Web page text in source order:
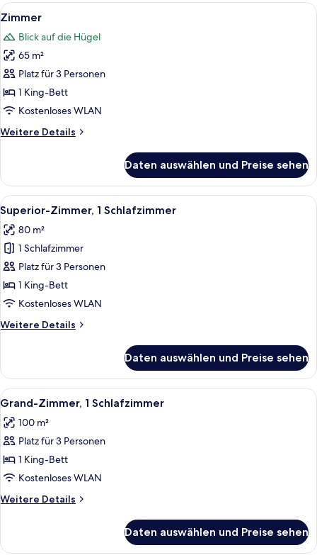
Alle
Fotos
für
Zimmer
anzeigen
Ein geräumiges Zimmer mit
6
Zimmer
Blick auf die Hügel
65 m²
Platz für 3 Personen
1 King-Bett
Kostenloses WLAN
Weitere Details
Weitere
Daten auswählen und Preise sehen
Alle
Fotos
für
Superior-
Zimmer,
1
Schlafzimmer
Eine Holzterrasse mit Pool,
6
Superior-Zimmer, 1 Schlafzimmer
80 m²
1 Schlafzimmer
Platz für 3 Personen
1 King-Bett
Kostenloses WLAN
Weitere Details
Weitere
Zimmer,
Schlafzimmer
Daten auswählen und Preise sehen
Alle
Fotos
für
Grand-
Zimmer,
1
Schlafzimmer
anzeigen
Eine Holzhütte mit einem großen
10
Grand-Zimmer, 1 Schlafzimmer
100 m²
Platz für 3 Personen
1 King-Bett
Kostenloses WLAN
Weitere Details
Weitere
Zimmer,
Daten auswählen und Preise sehen